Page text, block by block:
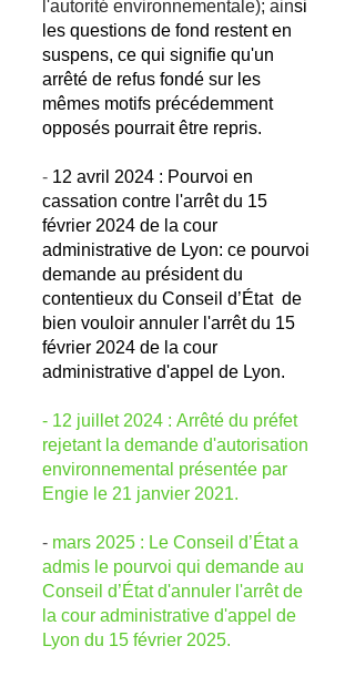
l'autorité environnementale); ainsi
les questions de fond restent en
suspens, ce qui signifie qu'un
arrêté de refus fondé sur les
mêmes motifs précédemment
opposés pourrait être repris.
- 12 avril 2024 : Pourvoi en
cassation contre l'arrêt du 15
février 2024 de la cour
administrative de Lyon: ce pourvoi
demande au président du
contentieux du Conseil d’État de
bien vouloir annuler l'arrêt du 15
février 2024 de la cour
administrative d'appel de Lyon.
- 12 juillet 2024 : Arrêté du préfet
rejetant la demande d'autorisation
environnemental présentée par
Engie le 21 janvier 2021.
- mars 2025 : Le Conseil d’État a
admis le pourvoi qui demande au
Conseil d’État d'annuler l'arrêt de
la cour administrative d'appel de
Lyon du 15 février 2025.